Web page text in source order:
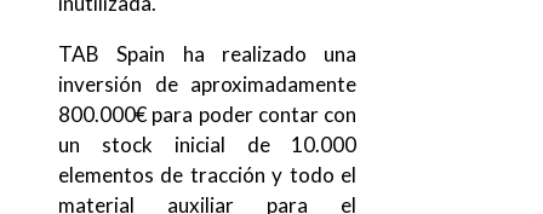
TAB Spain ha realizado una
inversión de aproximadamente
800.000€ para poder contar con
un stock inicial de 10.000
elementos de tracción y todo el
material auxiliar para el